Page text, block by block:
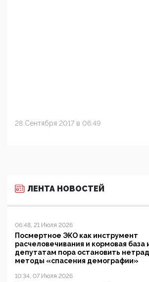
28 Сентября 2017 в 06:49
ЛЕНТА НОВОСТЕЙ
06:48, 21 Июля 2026
Посмертное ЭКО как инструмент
расчеловечивания и кормовая база
депутатам пора остановить
методы «спасения демографии»
10:34, 07 Июля 2026